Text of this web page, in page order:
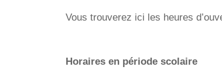
Vous trouverez ici les heures
Horaires en période scolaire